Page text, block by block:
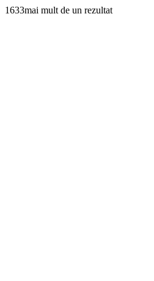
1633mai mult de un rezultat